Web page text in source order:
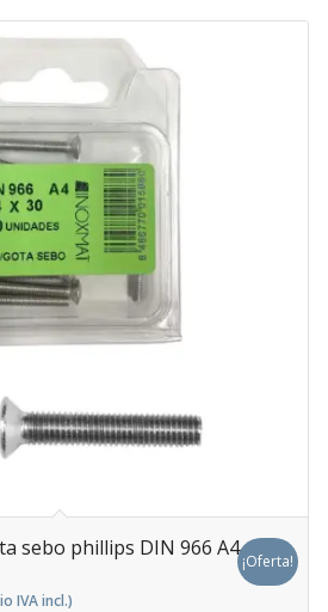
sebo phillips DIN 966 A4
IVA incl.)
¡Oferta!